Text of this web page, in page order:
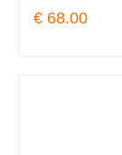
€ 68.00